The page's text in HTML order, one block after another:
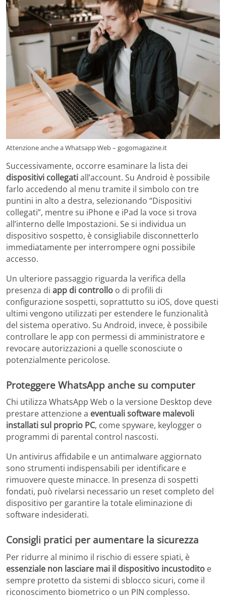
Attenzione anche a Whatsapp Web – gogomagazine.it
Successivamente, occorre esaminare la lista dei
dispositivi collegatiall’account. Su Android è possibile
farlo accedendo al menu tramite il simbolo con tre
puntini in alto a destra, selezionando “Dispositivi
collegati”, mentre su iPhone e iPad la voce si trova
all’interno delle Impostazioni. Se si individua un
dispositivo sospetto, è consigliabile disconnetterlo
immediatamente per interrompere ogni possibile
accesso.
Un ulteriore passaggio riguarda la verifica della
presenza di app di controllo o di profili di
configurazione sospetti, soprattutto su iOS, dove questi
ultimi vengono utilizzati per estendere le funzionalità
del sistema operativo. Su Android, invece, è possibile
controllare le app con permessi di amministratore e
revocare autorizzazioni a quelle sconosciute o
potenzialmente pericolose.
Proteggere WhatsApp anche su computer
Chi utilizza WhatsApp Web o la versione Desktop deve
prestare attenzione a eventuali software malevoli
installati sul proprio PC, come spyware, keylogger o
programmi di parental control nascosti.
Un antivirus affidabile e un antimalware aggiornato
sono strumenti indispensabili per identificare e
rimuovere queste minacce. In presenza di sospetti
fondati, può rivelarsi necessario un reset completo del
dispositivo per garantire la totale eliminazione di
software indesiderati.
Consigli pratici per aumentare la sicurezza
Per ridurre al minimo il rischio di essere spiati, è
essenziale non lasciare mai il dispositivo incustodito e
sempre protetto da sistemi di sblocco sicuri, come il
riconoscimento biometrico o un PIN complesso.